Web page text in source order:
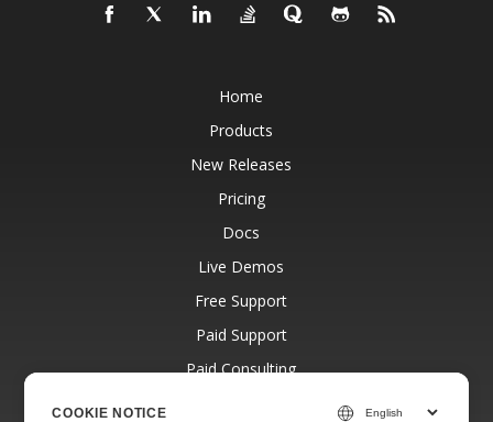
Home
Products
New Releases
Pricing
Docs
Live Demos
Free Support
Paid Support
Paid Consulting
COOKIE NOTICE